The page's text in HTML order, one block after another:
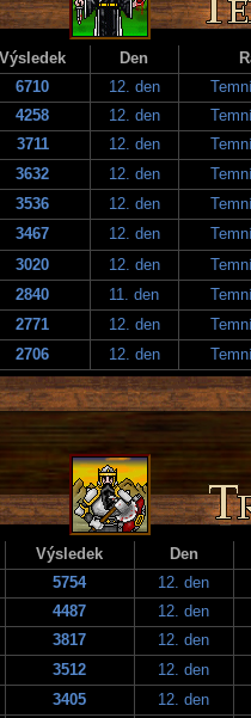
Výsledek Den
6710 12. den
4258 12. den
3711 12. den
3632 12. den
3536 12. den
3467 12. den
3020 12. den
2840 11. den
2771 12. den
2706 12. den
Výsledek
Den
5754
12. den
4487
12. den
3817
12. den
3512
12. den
3405
12. den